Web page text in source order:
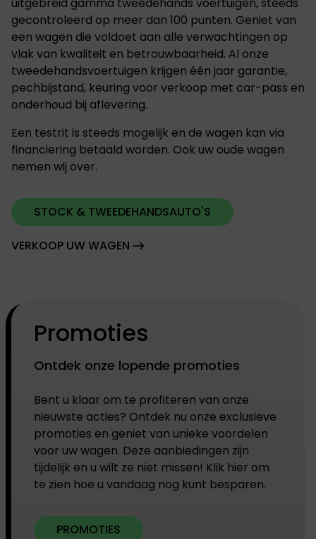
uitgebreid gamma tweedehands voertuigen, steeds
gecontroleerd op meer dan 100 punten. Geniet van
een wagen die voldoet aan alle verwachtingen op
vlak van kwaliteit en betrouwbaarheid. Al onze
tweedehandsvoertuigen krijgen één jaar garantie,
pechbijstand, keuring voor verkoop met car-pass en
onderhoud bij aflevering.
Een testrit is steeds mogelijk en de wagen kan via
financiering betaald worden. Ook uw oude wagen
nemen wij over.
STOCK & TWEEDEHANDSAUTO'S
VERKOOP UW WAGEN
Promoties
Ontdek onze lopende promoties
Bent u klaar om te profiteren van onze
nieuwste acties? Ontdek nu onze exclusieve
promoties en geniet van unieke voordelen
voor uw wagen. Deze aanbiedingen zijn
tijdelijk en u wilt ze niet missen! Klik hier om
te zien hoe u vandaag nog kunt besparen.
PROMOTIES